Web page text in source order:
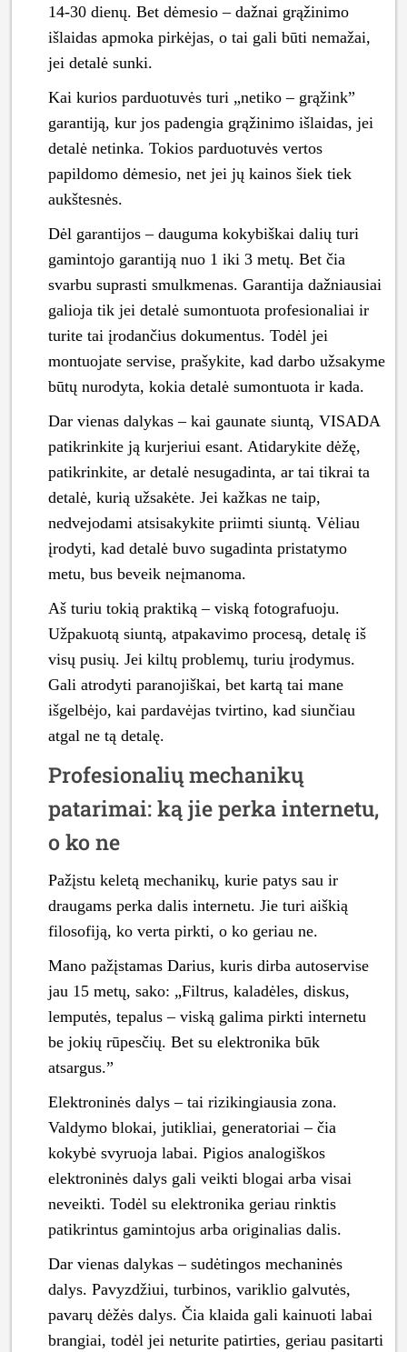
14-30 dienų. Bet dėmesio – dažnai grąžinimo
išlaidas apmoka pirkėjas, o tai gali būti nemažai,
jei detalė sunki.
Kai kurios parduotuvės turi „netiko – grąžink”
garantiją, kur jos padengia grąžinimo išlaidas, jei
detalė netinka. Tokios parduotuvės vertos
papildomo dėmesio, net jei jų kainos šiek tiek
aukštesnės.
Dėl garantijos – dauguma kokybiškai dalių turi
gamintojo garantiją nuo 1 iki 3 metų. Bet čia
svarbu suprasti smulkmenas. Garantija dažniausiai
galioja tik jei detalė sumontuota profesionaliai ir
turite tai įrodančius dokumentus. Todėl jei
montuojate servise, prašykite, kad darbo užsakyme
būtų nurodyta, kokia detalė sumontuota ir kada.
Dar vienas dalykas – kai gaunate siuntą, VISADA
patikrinkite ją kurjeriui esant. Atidarykite dėžę,
patikrinkite, ar detalė nesugadinta, ar tai tikrai ta
detalė, kurią užsakėte. Jei kažkas ne taip,
nedvejodami atsisakykite priimti siuntą. Vėliau
įrodyti, kad detalė buvo sugadinta pristatymo
metu, bus beveik neįmanoma.
Aš turiu tokią praktiką – viską fotografuoju.
Užpakuotą siuntą, atpakavimo procesą, detalę iš
visų pusių. Jei kiltų problemų, turiu įrodymus.
Gali atrodyti paranojiškai, bet kartą tai mane
išgelbėjo, kai pardavėjas tvirtino, kad siunčiau
atgal ne tą detalę.
Profesionalių mechanikų
patarimai: ką jie perka internetu,
o ko ne
Pažįstu keletą mechanikų, kurie patys sau ir
draugams perka dalis internetu. Jie turi aiškią
filosofiją, ko verta pirkti, o ko geriau ne.
Mano pažįstamas Darius, kuris dirba autoservise
jau 15 metų, sako: „Filtrus, kaladėles, diskus,
lemputės, tepalus – viską galima pirkti internetu
be jokių rūpesčių. Bet su elektronika būk
atsargus.”
Elektroninės dalys – tai rizikingiausia zona.
Valdymo blokai, jutikliai, generatoriai – čia
kokybė svyruoja labai. Pigios analogiškos
elektroninės dalys gali veikti blogai arba visai
neveikti. Todėl su elektronika geriau rinktis
patikrintus gamintojus arba originalias dalis.
Dar vienas dalykas – sudėtingos mechaninės
dalys. Pavyzdžiui, turbinos, variklio galvutės,
pavarų dėžės dalys. Čia klaida gali kainuoti labai
brangiai, todėl jei neturite patirties, geriau pasitarti